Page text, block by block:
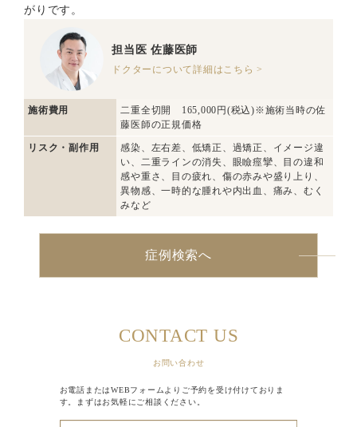
がりです。
担当医 佐藤医師
ドクターについて詳細はこちら >
施術費用
二重全切開 165,000円(税込)※施術当時の佐
藤医師の正規価格
リスク・副作用
感染、左右差、低矯正、過矯正、イメージ違
い、二重ラインの消失、眼瞼痙攣、目の違和
感や重さ、目の疲れ、傷の赤みや盛り上り、
異物感、一時的な腫れや内出血、痛み、むく
みなど
症例検索へ
CONTACT US
お問い合わせ
お電話またはWEBフォームよりご予約を受け付けておりま
す。まずはお気軽にご相談ください。